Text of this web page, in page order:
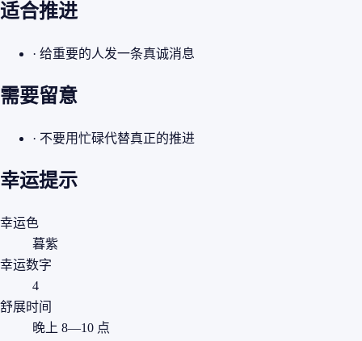
适合推进
· 给重要的人发一条真诚消息
需要留意
· 不要用忙碌代替真正的推进
幸运提示
幸运色
暮紫
幸运数字
4
舒展时间
晚上 8—10 点